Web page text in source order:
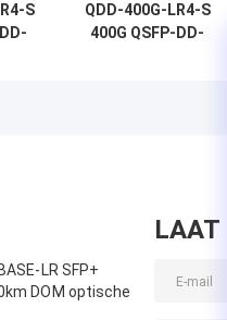
S
QDD-400G-LR4-S
400G QSFP-DD-
LR SFP+
DOM optische
LAAT